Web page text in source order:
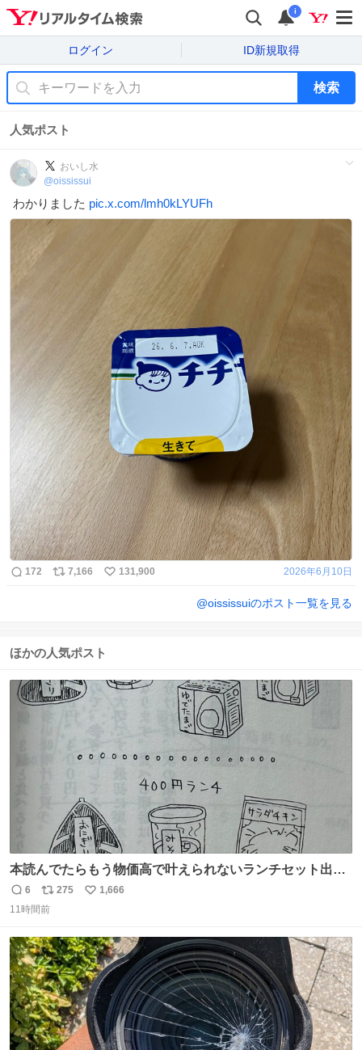
i
ログイン ID新規取得
検索
人気ポスト
おいし水
@oississui
わかりました pic.x.com/lmh0kLYUFh
172 7,166 131,900 2026年6月10日
@oississuiのポスト一覧を見る
ほかの人気ポスト
本読んでたらもう物価高で叶えられないランチセット出て
きた
返
信
6
リ
ポ
ト
数
275
い
数
1,666
11時間前